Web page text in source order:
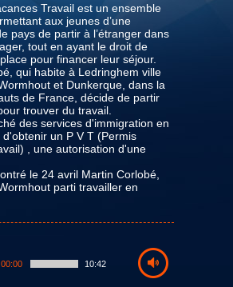
Travail est un ensemble
aux jeunes d’une
pays de partir à l’étranger dans
tout en ayant le droit de
pour financer leur séjour.
qui habite à Ledringhem ville
et Dunkerque, dans la
de France, décide de partir
trouver du travail.
des services d'immigration en
un P V T (Permis
, une autorisation d'une
le 24 avril Martin Corlobé,
parti travailler en
00:00 10:42